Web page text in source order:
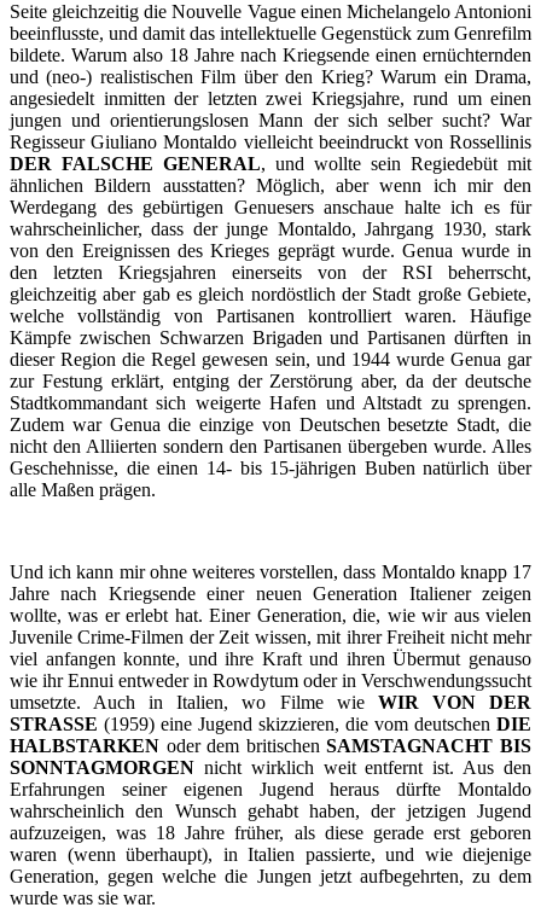
Seite gleichzeitig die Nouvelle Vague einen Michelangelo Antonioni
beeinflusste, und damit das intellektuelle Gegenstück zum Genrefilm
bildete. Warum also 18 Jahre nach Kriegsende einen ernüchternden
und (neo-) realistischen Film über den Krieg? Warum ein Drama,
angesiedelt inmitten der letzten zwei Kriegsjahre, rund um einen
jungen und orientierungslosen Mann der sich selber sucht? War
Regisseur Giuliano Montaldo vielleicht beeindruckt von Rossellinis
DER FALSCHE GENERAL, und wollte sein Regiedebüt mit
ähnlichen Bildern ausstatten? Möglich, aber wenn ich mir den
Werdegang des gebürtigen Genuesers anschaue halte ich es für
wahrscheinlicher, dass der junge Montaldo, Jahrgang 1930, stark
von den Ereignissen des Krieges geprägt wurde. Genua wurde in
den letzten Kriegsjahren einerseits von der RSI beherrscht,
gleichzeitig aber gab es gleich nordöstlich der Stadt große Gebiete,
welche vollständig von Partisanen kontrolliert waren. Häufige
Kämpfe zwischen Schwarzen Brigaden und Partisanen dürften in
dieser Region die Regel gewesen sein, und 1944 wurde Genua gar
zur Festung erklärt, entging der Zerstörung aber, da der deutsche
Stadtkommandant sich weigerte Hafen und Altstadt zu sprengen.
Zudem war Genua die einzige von Deutschen besetzte Stadt, die
nicht den Alliierten sondern den Partisanen übergeben wurde. Alles
Geschehnisse, die einen 14- bis 15-jährigen Buben natürlich über
alle Maßen prägen.
Und ich kann mir ohne weiteres vorstellen, dass Montaldo knapp 17
Jahre nach Kriegsende einer neuen Generation Italiener zeigen
wollte, was er erlebt hat. Einer Generation, die, wie wir aus vielen
Juvenile Crime-Filmen der Zeit wissen, mit ihrer Freiheit nicht mehr
viel anfangen konnte, und ihre Kraft und ihren Übermut genauso
wie ihr Ennui entweder in Rowdytum oder in Verschwendungssucht
umsetzte. Auch in Italien, wo Filme wie WIR VON DER
STRASSE (1959) eine Jugend skizzieren, die vom deutschen DIE
HALBSTARKEN oder dem britischenSAMSTAGNACHT BIS
SONNTAGMORGEN nicht wirklich weit entfernt ist. Aus den
Erfahrungen seiner eigenen Jugend heraus dürfte Montaldo
wahrscheinlich den Wunsch gehabt haben, der jetzigen Jugend
aufzuzeigen, was 18 Jahre früher, als diese gerade erst geboren
waren (wenn überhaupt), in Italien passierte, und wie diejenige
Generation, gegen welche die Jungen jetzt aufbegehrten, zu dem
wurde was sie war.